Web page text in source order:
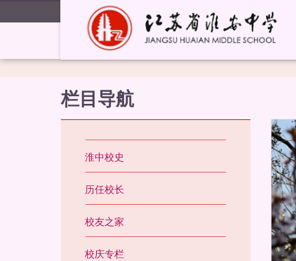
栏目导航
淮中校史
历任校长
校友之家
校庆专栏